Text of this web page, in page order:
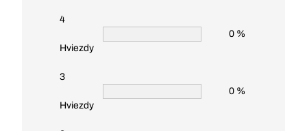
4
Hviezdy
0 %
3
Hviezdy
0 %